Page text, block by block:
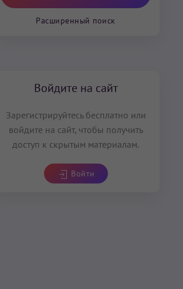
Расширенный поиск
Войдите на сайт
Зарегистрируйтесь бесплатно или
войдите на сайт, чтобы получить
доступ к скрытым материалам.
Войти